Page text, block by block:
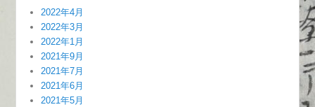
2022年4月
2022年3月
2022年1月
2021年9月
2021年7月
2021年6月
2021年5月